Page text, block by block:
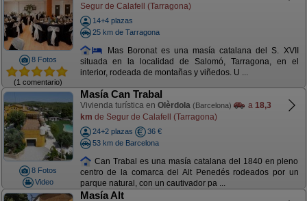
8 Fotos
(1 comentario)
Segur de Calafell (Tarragona)
14+4 plazas
25 km de Tarragona
Mas Boronat es una masía catalana del S. XVII
situada en la localidad de Salomó, Tarragona, en el
interior, rodeada de montañas y viñedos. U ...
8 Fotos
Video
Masía Can Trabal
Vivienda turística en Olèrdola (Barcelona) a 18,3
km de Segur de Calafell (Tarragona)
24+2 plazas
36 €
53 km de Barcelona
Can Trabal es una masía catalana del 1840 en pleno
centro de la comarca del Alt Penedés rodeados por un
parque natural, con un cautivador pa ...
Masía Alt